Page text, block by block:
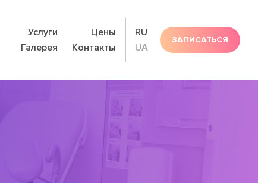
Услуги
Цены
Галерея Контакты
RU
UA
ЗАПИСАТЬСЯ